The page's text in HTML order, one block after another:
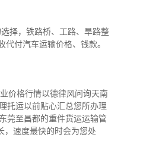
择，铁路桥、工路、旱路整
付汽车运输价格、钱款。
价格行情以德律风问询天南
托运以前贴心汇总您所办理
莞至昌都的重件货运运输管
，速度最快的时会为您处